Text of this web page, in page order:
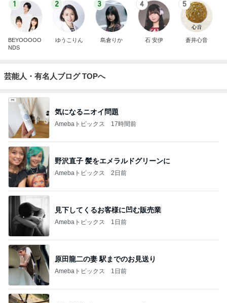
1
BEYOOOOO
NDS
2
ゆうこりん
3
島倉りか
4
石 安伊
5
蒼井心音
芸能人・有名人ブログ TOPへ
気になるニオイ問題
Amebaトピックス 17時間前
野沢直子 髪をエメラルドグリーンに
Amebaトピックス 2日前
見下してくるお客様に凹む販売業
Amebaトピックス 1日前
原田龍二の妻 駅までのお見送り
Amebaトピックス 1日前